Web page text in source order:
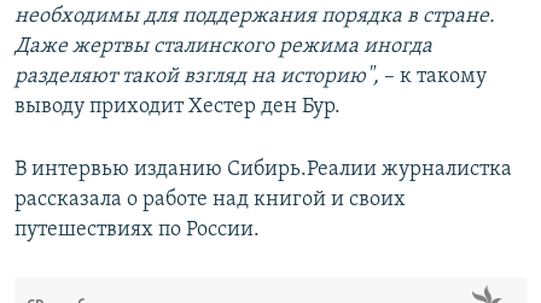
необходимы для поддержания порядка в стране.
Даже жертвы сталинского режима иногда
разделяют такой взгляд на историю", – к такому
выводу приходит Хестер ден Бур.
В интервью изданию Сибирь.Реалии журналистка
рассказала о работе над книгой и своих
путешествиях по России.